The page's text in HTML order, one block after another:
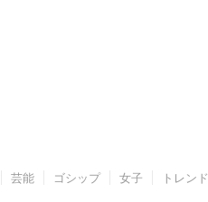
芸能 ゴシップ 女子 トレンド